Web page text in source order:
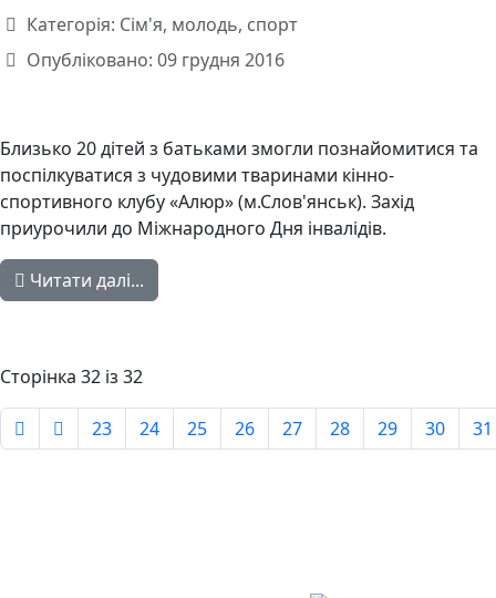
Категорія: Сім'я, молодь, спорт
Опубліковано: 09 грудня 2016
Близько 20 дітей з батьками змогли познайомитися та
поспілкуватися з чудовими тваринами кінно-
спортивного клубу «Алюр» (м.Слов'янськ). Захід
приурочили до Міжнародного Дня інвалідів.
Читати далі...
Сторінка 32 із 32
23 24 25 26 27 28 29 30 31